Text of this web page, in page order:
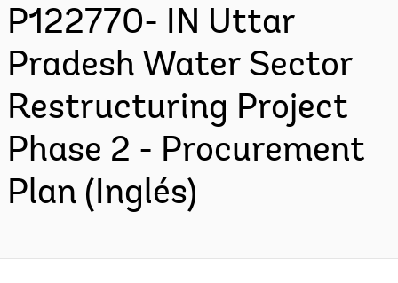
P122770- IN Uttar
Pradesh Water Sector
Restructuring Project
Phase 2 - Procurement
Plan (Inglés)